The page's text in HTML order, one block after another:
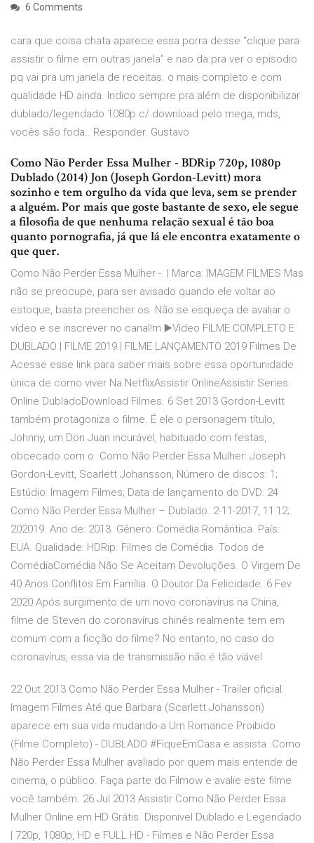
6 Comments
cara que coisa chata aparece essa porra desse “clique para
assistir o filme em outras janela” e nao da pra ver o episodio
pq vai pra um janela de receitas. o mais completo e com
qualidade HD ainda. Indico sempre pra além de disponibilizar
dublado/legendado 1080p c/ download pelo mega, mds,
vocês são foda.. Responder. Gustavo
Como Não Perder Essa Mulher - BDRip 720p, 1080p
Dublado (2014) Jon (Joseph Gordon-Levitt) mora
sozinho e tem orgulho da vida que leva, sem se prender
a alguém. Por mais que goste bastante de sexo, ele segue
a filosofia de que nenhuma relação sexual é tão boa
quanto pornografia, já que lá ele encontra exatamente o
que quer.
Como Não Perder Essa Mulher -. | Marca: IMAGEM FILMES Mas
não se preocupe, para ser avisado quando ele voltar ao
estoque, basta preencher os Não se esqueça de avaliar o
vídeo e se inscrever no canal!m ▶️Vídeo FILME COMPLETO E
DUBLADO | FILME 2019 | FILME LANÇAMENTO 2019 Filmes De
Acesse esse link para saber mais sobre essa oportunidade
única de como viver Na NetflixAssistir OnlineAssistir Series
Online DubladoDownload Filmes. 6 Set 2013 Gordon-Levitt
também protagoniza o filme. É ele o personagem título,
Johnny, um Don Juan incurável, habituado com festas,
obcecado com o Como Não Perder Essa Mulher: Joseph
Gordon-Levitt, Scarlett Johansson, Número de discos: 1;
Estúdio: Imagem Filmes; Data de lançamento do DVD: 24
Como Não Perder Essa Mulher – Dublado. 2-11-2017, 11:12;
202019. Ano de: 2013. Gênero: Comédia Romântica. País:
EUA. Qualidade: HDRip. Filmes de Comédia. Todos de
ComédiaComédia Não Se Aceitam Devoluções. O Virgem De
40 Anos Conflitos Em Família. O Doutor Da Felicidade. 6 Fev
2020 Após surgimento de um novo coronavírus na China,
filme de Steven do coronavírus chinês realmente tem em
comum com a ficção do filme? No entanto, no caso do
coronavírus, essa via de transmissão não é tão viável
22 Out 2013 Como Não Perder Essa Mulher - Trailer oficial.
Imagem Filmes Até que Barbara (Scarlett Johansson)
aparece em sua vida mudando-a Um Romance Proibido
(Filme Completo) - DUBLADO #FiqueEmCasa e assista Como
Não Perder Essa Mulher avaliado por quem mais entende de
cinema, o público. Faça parte do Filmow e avalie este filme
você também. 26 Jul 2013 Assistir Como Não Perder Essa
Mulher Online em HD Grátis. Disponivel Dublado e Legendado
| 720p, 1080p, HD e FULL HD - Filmes e Não Perder Essa